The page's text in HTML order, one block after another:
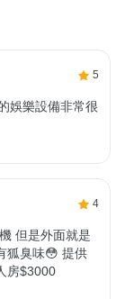
5
娛樂設備非常很
4
但是外面就是
狐臭味😳 提供
房$3000